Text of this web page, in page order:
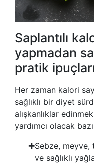
Saplantılı
yapmadan
pratik
Her zaman kalori
sağlıklı bir diyet
alışkanlıklar
yardımcı olacak
Sebze, meyve,
ve sağlıklı